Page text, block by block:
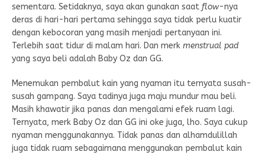
sementara. Setidaknya, saya akan gunakan saat flow-nya
deras di hari-hari pertama sehingga saya tidak perlu kuatir
dengan kebocoran yang masih menjadi pertanyaan ini.
Terlebih saat tidur di malam hari. Dan merk menstrual pad
yang saya beli adalah Baby Oz dan GG.
Menemukan pembalut kain yang nyaman itu ternyata susah-
susah gampang. Saya tadinya juga maju mundur mau beli.
Masih khawatir jika panas dan mengalami efek ruam lagi.
Ternyata, merk Baby Oz dan GG ini oke juga, lho. Saya cukup
nyaman menggunakannya. Tidak panas dan alhamdulillah
juga tidak ruam sebagaimana menggunakan pembalut kain